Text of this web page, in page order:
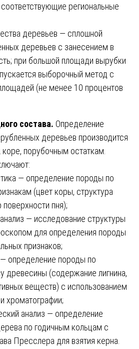
региональные
деревьев — сплошной
деревьев с занесением в
при большой площади вырубки
выборочный метод с
(не менее 10 процентов
состава. Определение
деревьев производится
порубочным остаткам.
— определение породы по
(цвет коры, структура
пня);
— исследование структуры
для определения породы
признаков;
— определение породы по
древесины (содержание лигнина,
веществ) с использованием
хроматографии;
анализ — определение
по годичным кольцам с
Пресслера для взятия керна.